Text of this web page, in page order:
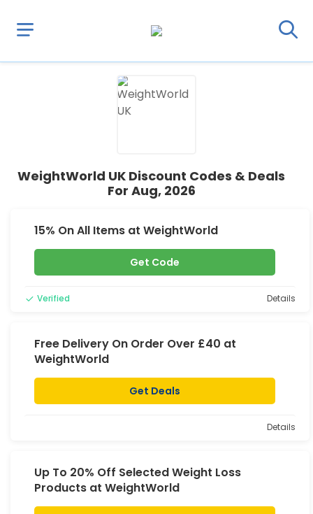
WeightWorld UK Discount Codes & Deals
For Aug, 2026
15% On All Items at WeightWorld
Get Code
Verified Details
Free Delivery On Order Over £40 at
WeightWorld
Get Deals
Details
Up To 20% Off Selected Weight Loss
Products at WeightWorld